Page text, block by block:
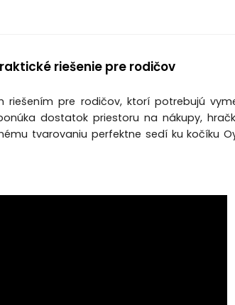
riešenie pre rodičov
riešením pre rodičov, ktorí potrebujú
dostatok priestoru na nákupy,
tvarovaniu perfektne sedí ku kočíku